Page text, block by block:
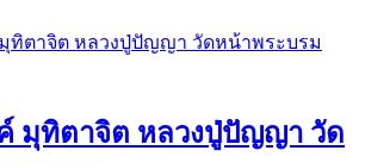
มุทิตาจิต หลวงปู่ปัญญา วัด